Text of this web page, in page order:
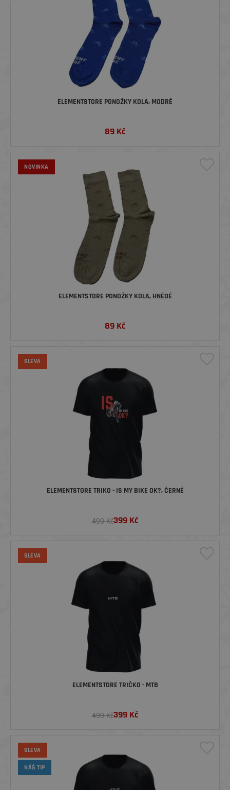
ELEMENTSTORE PONOŽKY KOLA, MODRÉ
89 Kč
NOVINKA
ELEMENTSTORE PONOŽKY KOLA, HNĚDÉ
89 Kč
SLEVA
ELEMENTSTORE TRIKO - IS MY BIKE OK?, ČERNÉ
499 Kč399 Kč
SLEVA
ELEMENTSTORE TRIČKO - MTB
499 Kč399 Kč
SLEVA
NÁŠ TIP